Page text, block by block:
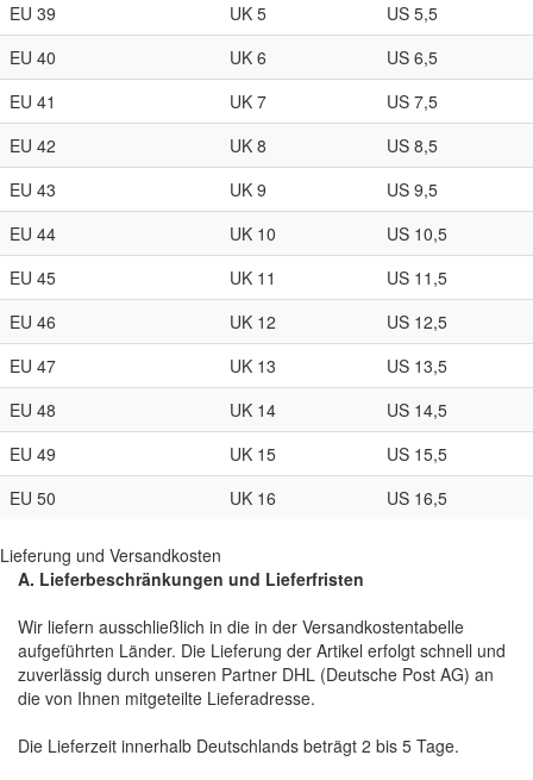
EU 39
UK 5
US 5,5
EU 40
UK 6
US 6,5
EU 41
UK 7
US 7,5
EU 42
UK 8
US 8,5
EU 43
UK 9
US 9,5
EU 44
UK 10
US 10,5
EU 45
UK 11
US 11,5
EU 46
UK 12
US 12,5
EU 47
UK 13
US 13,5
EU 48
UK 14
US 14,5
EU 49
UK 15
US 15,5
EU 50
UK 16 US 16,5
Lieferung und Versandkosten
A. Lieferbeschränkungen und Lieferfristen
Wir liefern ausschließlich in die in der Versandkostentabelle
aufgeführten Länder. Die Lieferung der Artikel erfolgt schnell und
zuverlässig durch unseren Partner DHL (Deutsche Post AG) an
die von Ihnen mitgeteilte Lieferadresse.
Die Lieferzeit innerhalb Deutschlands beträgt 2 bis 5 Tage.